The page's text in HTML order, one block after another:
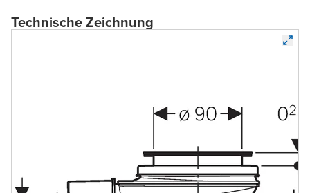
Technische Zeichnung